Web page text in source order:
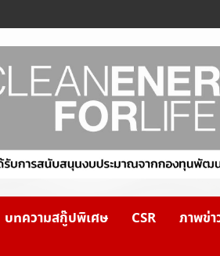
บทความสกู๊ปพิเศษ CSR ภาพข่า